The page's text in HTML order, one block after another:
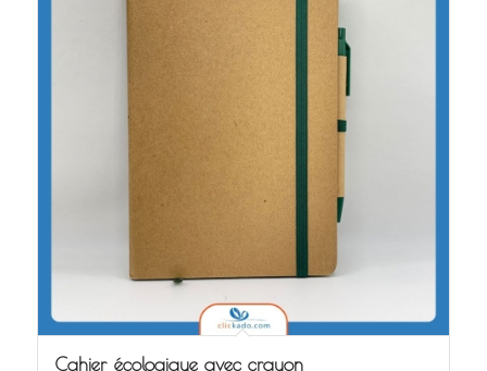
Cahier écologique avec crayon